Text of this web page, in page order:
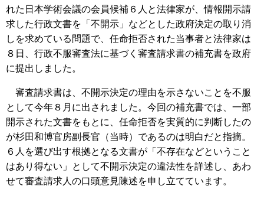
れた日本学術会議の会員候補６人と法律家が、情報開示請
求した行政文書を「不開示」などとした政府決定の取り消
しを求めている問題で、任命拒否された当事者と法律家は
８日、行政不服審査法に基づく審査請求書の補充書を政府
に提出しました。
審査請求書は、不開示決定の理由を示さないことを不服
として今年８月に出されました。今回の補充書では、一部
開示された文書をもとに、任命拒否を実質的に判断したの
が杉田和博官房副長官（当時）であるのは明白だと指摘。
６人を選び出す根拠となる文書が「不存在などということ
はあり得ない」として不開示決定の違法性を詳述し、あわ
せて審査請求人の口頭意見陳述を申し立てています。